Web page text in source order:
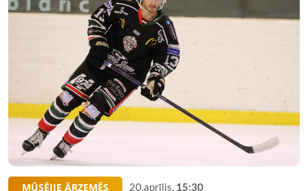
MŪSĒJIE ĀRZEMĒS 20.aprīlis, 15:30